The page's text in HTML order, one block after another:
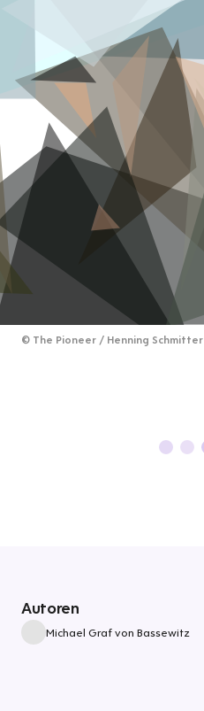
© The Pioneer / Henning Schmitter
Autoren
Michael Graf von Bassewitz